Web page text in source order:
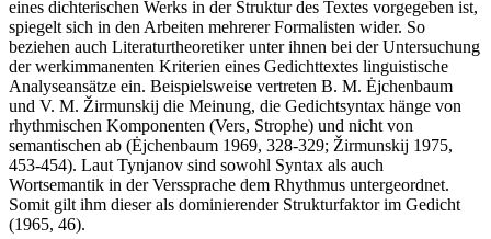
eines dichterischen Werks in der Struktur des Textes vorgegeben ist,
spiegelt sich in den Arbeiten mehrerer Formalisten wider. So
beziehen auch Literaturtheoretiker unter ihnen bei der Untersuchung
der werkimmanenten Kriterien eines Gedichttextes linguistische
Analyseansätze ein. Beispielsweise vertreten B. M. Ėjchenbaum
und V. M. Žirmunskij die Meinung, die Gedichtsyntax hänge von
rhythmischen Komponenten (Vers, Strophe) und nicht von
semantischen ab (Ėjchenbaum 1969, 328-329; Žirmunskij 1975,
453-454). Laut Tynjanov sind sowohl Syntax als auch
Wortsemantik in der Verssprache dem Rhythmus untergeordnet.
Somit gilt ihm dieser als dominierender Strukturfaktor im Gedicht
(1965, 46).